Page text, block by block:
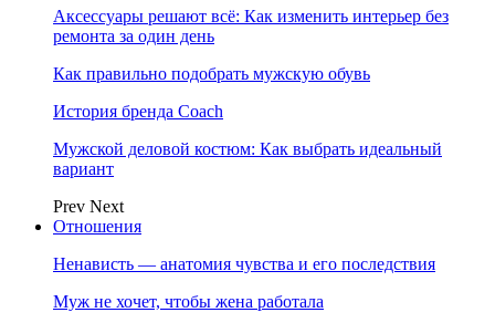
Аксессуары решают всё: Как изменить интерьер без
ремонта за один день
Как правильно подобрать мужскую обувь
История бренда Coach
Мужской деловой костюм: Как выбрать идеальный
вариант
Prev Next
Отношения
Ненависть — анатомия чувства и его последствия
Муж не хочет, чтобы жена работала